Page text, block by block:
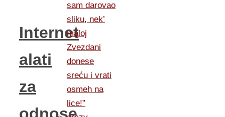
Internet
alati
za
sam darovao
sliku, nek’
maloj
Zvezdani
donese
sreću i vrati
osmeh na
lice!”